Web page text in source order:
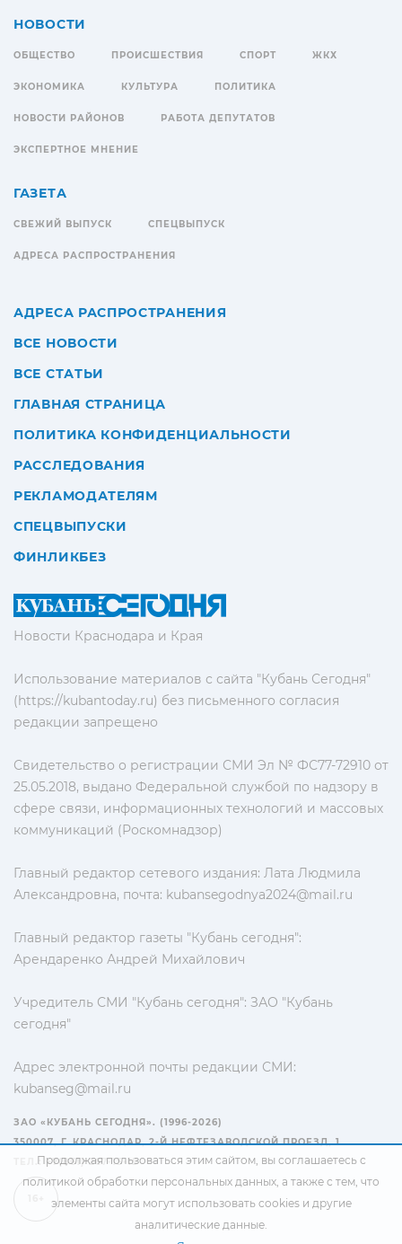
Новости Краснодара и Края
Использование материалов с сайта "Кубань Сегодня"
(https://kubantoday.ru) без письменного согласия
редакции запрещено
Свидетельство о регистрации СМИ Эл № ФС77-72910 от
25.05.2018, выдано Федеральной службой по надзору в
сфере связи, информационных технологий и массовых
коммуникаций (Роскомнадзор)
Главный редактор сетевого издания: Лата Людмила
Александровна, почта: kubansegodnya2024@mail.ru
Главный редактор газеты "Кубань сегодня":
Арендаренко Андрей Михайлович
Учредитель СМИ "Кубань сегодня": ЗАО "Кубань
сегодня"
Адрес электронной почты редакции СМИ:
kubanseg@mail.ru
НОВОСТИ
ОБЩЕСТВО ПРОИСШЕСТВИЯ СПОРТ ЖКХ
ЭКОНОМИКА КУЛЬТУРА ПОЛИТИКА
НОВОСТИ РАЙОНОВ РАБОТА ДЕПУТАТОВ
ЭКСПЕРТНОЕ МНЕНИЕ
ГАЗЕТА
СВЕЖИЙ ВЫПУСК СПЕЦВЫПУСК
АДРЕСА РАСПРОСТРАНЕНИЯ
АДРЕСА РАСПРОСТРАНЕНИЯ
ВСЕ НОВОСТИ
ВСЕ СТАТЬИ
ГЛАВНАЯ СТРАНИЦА
ПОЛИТИКА КОНФИДЕНЦИАЛЬНОСТИ
РАССЛЕДОВАНИЯ
РЕКЛАМОДАТЕЛЯМ
СПЕЦВЫПУСКИ
ФИНЛИКБЕЗ
ЗАО «КУБАНЬ СЕГОДНЯ». (1996-2026)
350007, Г. КРАСНОДАР, 2-Й НЕФТЕЗАВОДСКОЙ ПРОЕЗД, 1
ТЕЛ.: +7(861) 267-15-15
Продолжая пользоваться этим сайтом, вы соглашаетесь с
политикой обработки персональных данных, а также с тем, что
элементы сайта могут использовать cookies и другие
аналитические данные.